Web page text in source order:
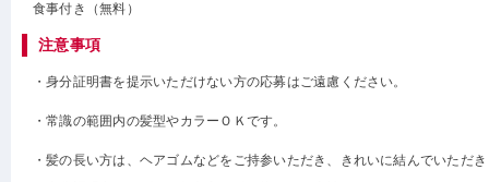
食事付き（無料）
注意事項
・身分証明書を提示いただけない方の応募はご遠慮ください。
・常識の範囲内の髪型やカラーＯＫです。
・髪の長い方は、ヘアゴムなどをご持参いただき、きれいに結んでいただ